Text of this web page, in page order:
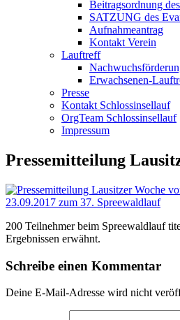
Beitragsordnung
SATZUNG des
Aufnahmeantrag
Kontakt Verein
Lauftreff
Erwachsenen-
Presse
Kontakt Schlossinsellauf
OrgTeam Schlossinsellauf
Impressum
Pressemitteilung
200 Teilnehmer beim Spreewaldlauf
Ergebnissen erwähnt.
Schreibe einen Kommentar
Deine E-Mail-Adresse wird nicht